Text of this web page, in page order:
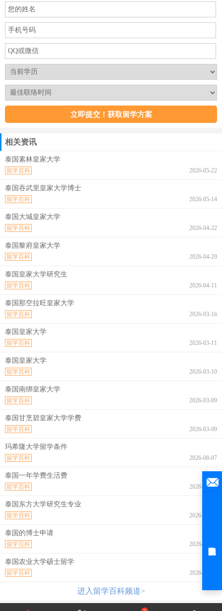
相关资讯
泰国素林皇家大学
2026-05-22
留学百科
泰国吞武里皇家大学博士
2026-05-14
留学百科
泰国大城皇家大学
2026-04-22
留学百科
泰国黎府皇家大学
2026-04-20
留学百科
泰国皇家大学研究生
2026-04-11
留学百科
泰国那空拉旺皇家大学
2026-03-16
留学百科
泰国皇家大学
2026-03-11
留学百科
泰国皇家大学
2026-03-10
留学百科
泰国南绑皇家大学
2026-03-09
留学百科
泰国甘烹碧皇家大学学费
2026-03-09
留学百科
玛希隆大学留学条件
2026-08-07
留学百科
泰国一年学费生活费
2026-08-07
留学百科
泰国东方大学研究生专业
2026-08-07
留学百科
泰国的博士申请
2026-08-07
留学百科
泰国农业大学硕士留学
2026-08-07
留学百科
进入留学百科频道>